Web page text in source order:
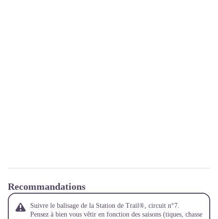
Recommandations
Suivre le balisage de la Station de Trail®, circuit n°7.
Pensez à bien vous vêtir en fonction des saisons (tiques, chasse